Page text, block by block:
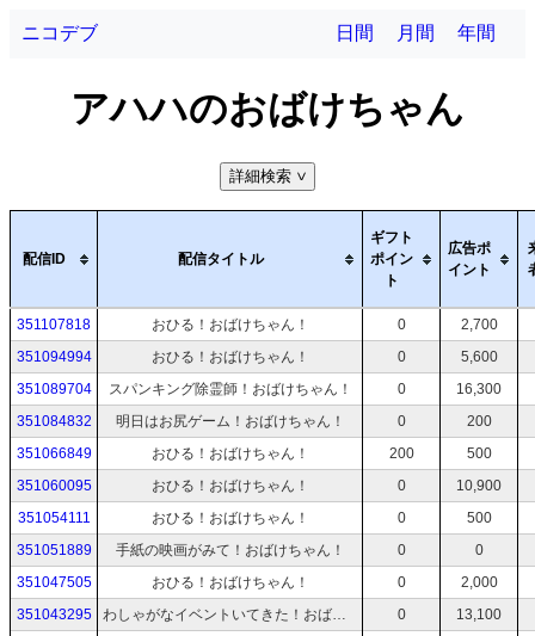
ニコデブ 日間 月間 年間
アハハのおばけちゃん
詳細検索 >
配信ID 配信タイトル
ギフト
ポイン
ト
広告ポ
イント
351107818 おひる！おばけちゃん！ 0
2,700
351094994
おひる！おばけちゃん！ 0
5,600
351089704
スパンキング除霊師！おばけちゃん！ 0
16,300
351084832
明日はお尻ゲーム！おばけちゃん！ 0
200
351066849
おひる！おばけちゃん！ 200
500
351060095
おひる！おばけちゃん！ 0
10,900
351054111
おひる！おばけちゃん！ 0
500
351051889
手紙の映画がみて！おばけちゃん！ 0
0
351047505
おひる！おばけちゃん！ 0
2,000
351043295
わしゃがなイベントいてきた！おばけちゃん！ 0
13,100